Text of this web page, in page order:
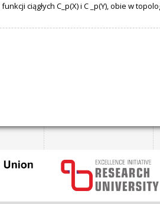
ciągłych C_p(X) i C _p(Y), obie w